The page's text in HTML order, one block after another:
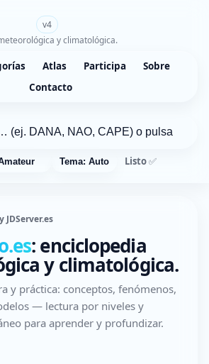
v4
y climatológica.
Atlas Participa
Sobre
Contacto
Tema: Auto Listo ✅
JDServer.es
: enciclopedia
y climatológica.
y práctica: conceptos, fenómenos,
— lectura por niveles y
para aprender y profundizar.